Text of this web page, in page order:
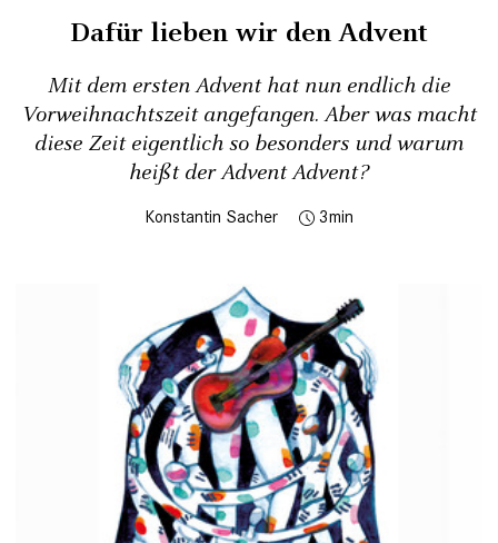
Dafür lieben wir den Advent
Mit dem ersten Advent hat nun endlich die
Vorweihnachtszeit angefangen. Aber was macht
diese Zeit eigentlich so besonders und warum
heißt der Advent Advent?
Konstantin Sacher 3